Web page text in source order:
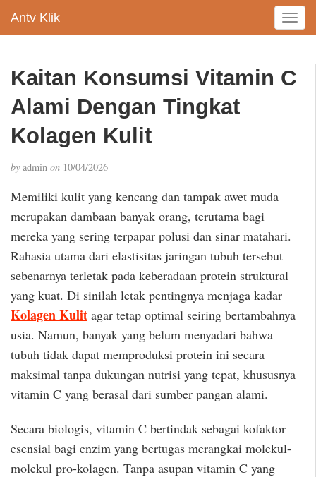
Antv Klik
T
o
l
o
Kaitan Konsumsi Vitamin C
Alami Dengan Tingkat
Kolagen Kulit
by admin on 10/04/2026
Memiliki kulit yang kencang dan tampak awet muda
merupakan dambaan banyak orang, terutama bagi
mereka yang sering terpapar polusi dan sinar matahari.
Rahasia utama dari elastisitas jaringan tubuh tersebut
sebenarnya terletak pada keberadaan protein struktural
yang kuat. Di sinilah letak pentingnya menjaga kadar
Kolagen Kulit agar tetap optimal seiring bertambahnya
usia. Namun, banyak yang belum menyadari bahwa
tubuh tidak dapat memproduksi protein ini secara
maksimal tanpa dukungan nutrisi yang tepat, khususnya
vitamin C yang berasal dari sumber pangan alami.
Secara biologis, vitamin C bertindak sebagai kofaktor
esensial bagi enzim yang bertugas merangkai molekul-
molekul pro-kolagen. Tanpa asupan vitamin C yang